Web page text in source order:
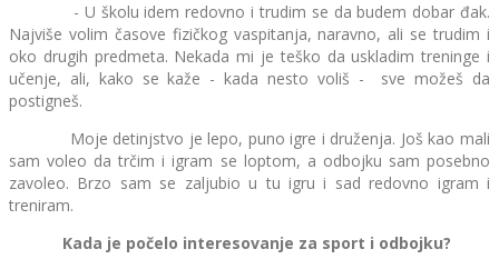
- U školu idem redovno i trudim se da budem dobar đak.
Najviše volim časove fizičkog vaspitanja, naravno, ali se trudim i
oko drugih predmeta. Nekada mi je teško da uskladim treninge i
učenje, ali, kako se kaže - kada nesto voliš - sve možeš da
postigneš.
Moje detinjstvo je lepo, puno igre i druženja. Još kao mali
sam voleo da trčim i igram se loptom, a odbojku sam posebno
zavoleo. Brzo sam se zaljubio u tu igru i sad redovno igram i
treniram.
Kada je počelo interesovanje za sport i odbojku?